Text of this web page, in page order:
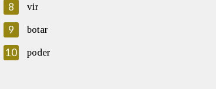
8 vir
9 botar
10 poder